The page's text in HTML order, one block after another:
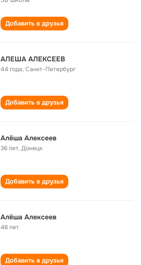
Добавить в друзья
АЛЕША АЛЕКСЕЕВ
44 года,Санкт-Петербург
Добавить в друзья
Алёша Алексеев
36 лет,Донецк
Добавить в друзья
Алёша Алексеев
46 лет
Добавить в друзья